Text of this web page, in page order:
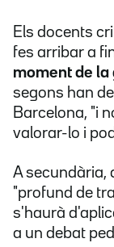
Els docents
fes arribar a
moment de la
segons han
Barcelona, "i
valorar-lo i
A secundària,
"profund de
s'haurà
a un debat